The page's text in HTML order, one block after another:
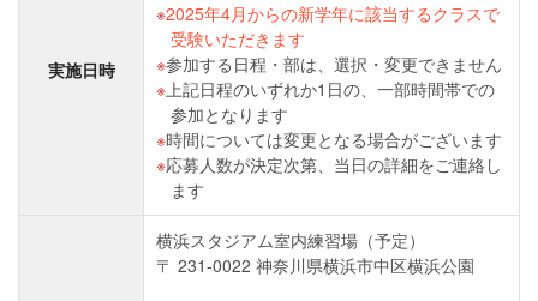
実施日時
2025年4⽉からの新学年に該当するクラスで
受験いただきます
参加する日程・部は、選択・変更できません
上記日程のいずれか1日の、一部時間帯での
参加となります
時間については変更となる場合がございます
応募⼈数が決定次第、当日の詳細をご連絡し
ます
横浜スタジアム室内練習場（予定）
〒 231-0022 神奈川県横浜市中区横浜公園